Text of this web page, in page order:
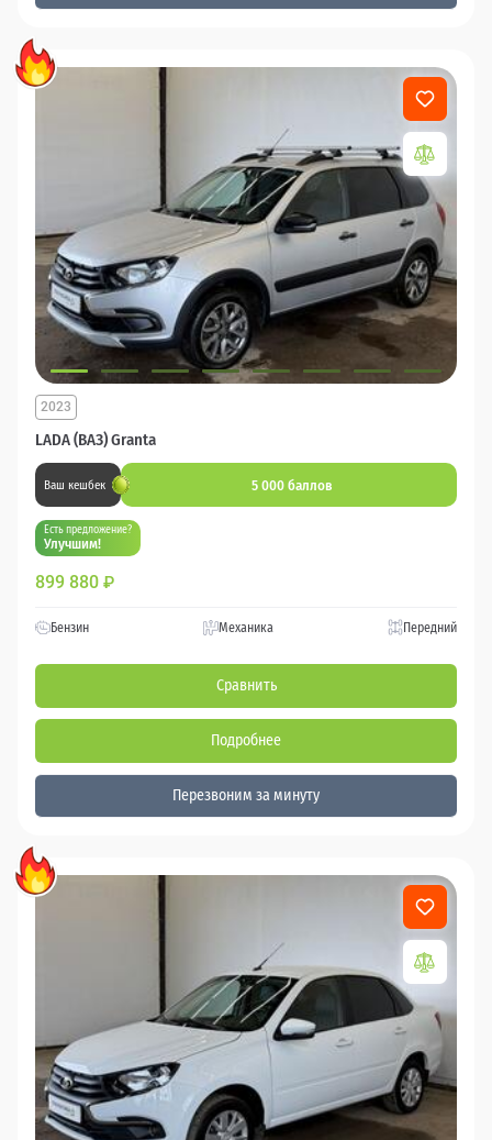
LADA (ВАЗ) Granta
2023
Ваш кешбек 5 000 баллов
Есть предложение?
Улучшим!
899 880 ₽
Бензин Механика Передний
Сравнить
Подробнее
Перезвоним за минуту